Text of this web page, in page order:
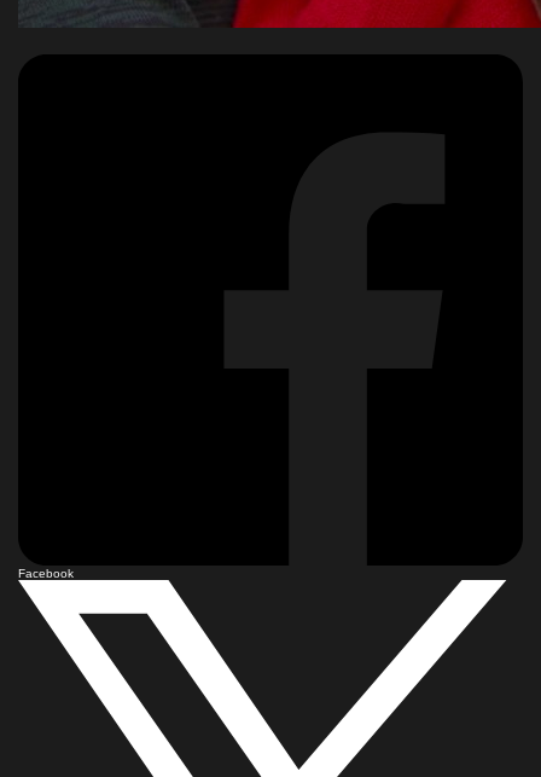
Facebook